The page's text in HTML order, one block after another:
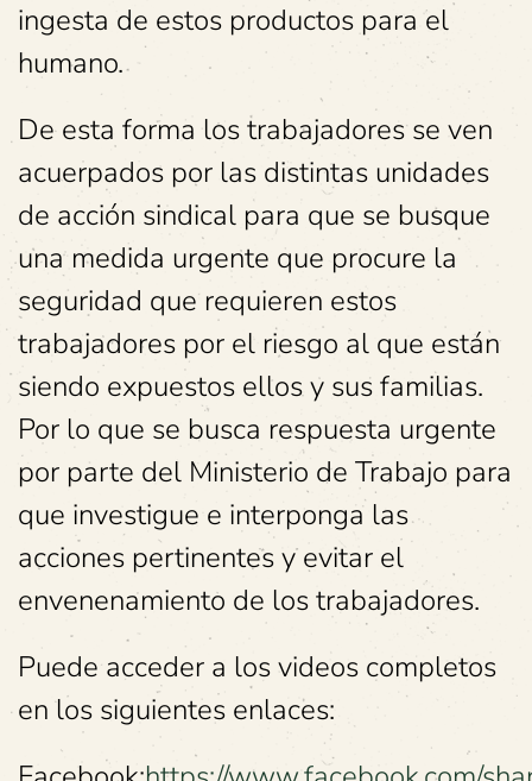
ingesta de estos productos para el
humano.
De esta forma los trabajadores se ven
acuerpados por las distintas unidades
de acción sindical para que se busque
una medida urgente que procure la
seguridad que requieren estos
trabajadores por el riesgo al que están
siendo expuestos ellos y sus familias.
Por lo que se busca respuesta urgente
por parte del Ministerio de Trabajo para
que investigue e interponga las
acciones pertinentes y evitar el
envenenamiento de los trabajadores.
Puede acceder a los videos completos
en los siguientes enlaces: